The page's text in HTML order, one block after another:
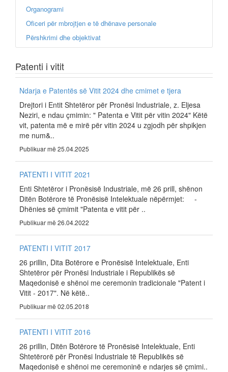
Organogrami
Oficeri për mbrojtjen e të dhënave personale
Përshkrimi dhe objektivat
Patenti i vitit
Ndarja e Patentës së Vitit 2024 dhe cmimet e tjera
Drejtori i Entit Shtetëror për Pronësi Industriale, z. Eljesa
Neziri, e ndau çmimin: " Patenta e Vitit për vitin 2024" Këtë
vit, patenta më e mirë për vitin 2024 u zgjodh për shpikjen
me num&..
Publikuar më 25.04.2025
PATENTI I VITIT 2021
Enti Shtetëror i Pronësisë Industriale, më 26 prill, shënon
Ditën Botërore të Pronësisë Intelektuale nëpërmjet: -
Dhënies së çmimit "Patenta e vitit për ..
Publikuar më 26.04.2022
PATENTI I VITIT 2017
26 prillin, Dita Botërore e Pronësisë Intelektuale, Enti
Shtetëror për Pronësi Industriale i Republikës së
Maqedonisë e shënoi me ceremonin tradicionale "Patent i
Vitit - 2017". Në këtë..
Publikuar më 02.05.2018
PATENTI I VITIT 2016
26 prillin, Ditën Botërore të Pronësisë Intelektuale, Enti
Shtetërorë për Pronësi Industriale të Republikës së
Maqedonisë e shënoi me ceremoninë e ndarjes së çmimi..